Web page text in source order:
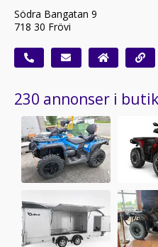
Södra Bangatan 9
718 30 Frövi
230 annonser i